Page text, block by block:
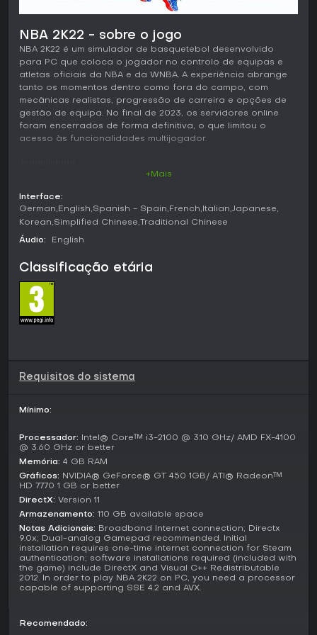
NBA 2K22 - sobre o jogo
NBA 2K22 é um simulador de basquetebol desenvolvido
para PC que coloca o jogador no controlo de equipas e
atletas oficiais da NBA e da WNBA. A experiência abrange
tanto os momentos dentro como fora do campo, com
mecânicas realistas, progressão de carreira e opções de
gestão de equipa. No final de 2023, os servidores online
foram encerrados de forma definitiva, o que limitou o
acesso às funcionalidades multijogador.
as partidas, com forte ênfase na tomada de decisões
táticas. No ataque, foram introduzidos novos sistemas de
posicionamento e chamadas de jogadas, enquanto a
e o posicionamento. Os jogadores podem executar dribles
poderosas e alley-oops em contra-ataques rápidos. Na
defesa, novas animações de bloqueio e mecânicas de
contestação permitem interromper lançamentos e
penetrações de forma mais agressiva. Um sistema de
stamina afeta o movimento e a precisão dos lançamentos
conhecimento das tendências de cada equipa.
O jogo oferece vários modos distintos para diferentes
rápidas com os plantéis reais da NBA e da WNBA. O
MyTEAM centra-se na construção de equipas de fantasia
através da recolha e criação de cartas com estrelas atuais
e lendas históricas, com atualizações sazonais durante o
trajetória de um jogador criado, desde o treino e
negociações contratuais até às atuações em campo. O
MyGM e o MyLEAGUE colocam o jogador em funções de
gestão, com responsabilidade sobre contratações, trocas,
drafts e decisões de longo prazo ao longo de várias
épocas. Estes modos funcionam de forma independente,
permitindo ao jogador escolher entre simulação
aprofundada ou controlo direto dos atletas.
+Mais
Interface:
German English Spanish - Spain French Italian Japanese
Korean Simplified Chinese Traditional Chinese
Áudio: English
Classificação etária
Requisitos do sistema
Mínimo:
Processador: Intel® Core™ i3-2100 @ 3.10 GHz/ AMD FX-4100
@ 3.60 GHz or better
Memória: 4 GB RAM
Gráficos: NVIDIA® GeForce® GT 450 1GB/ ATI® Radeon™
HD 7770 1 GB or better
DirectX: Version 11
Armazenamento: 110 GB available space
Notas Adicionais: Broadband Internet connection; Directx
9.0x; Dual-analog Gamepad recommended. Initial
installation requires one-time internet connection for Steam
authentication; software installations required (included with
the game) include DirectX and Visual C++ Redistributable
2012. In order to play NBA 2K22 on PC, you need a processor
capable of supporting SSE 4.2 and AVX.
Recomendado: